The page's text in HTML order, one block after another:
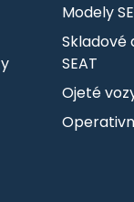
Modely
Skladové
SEAT
Ojeté